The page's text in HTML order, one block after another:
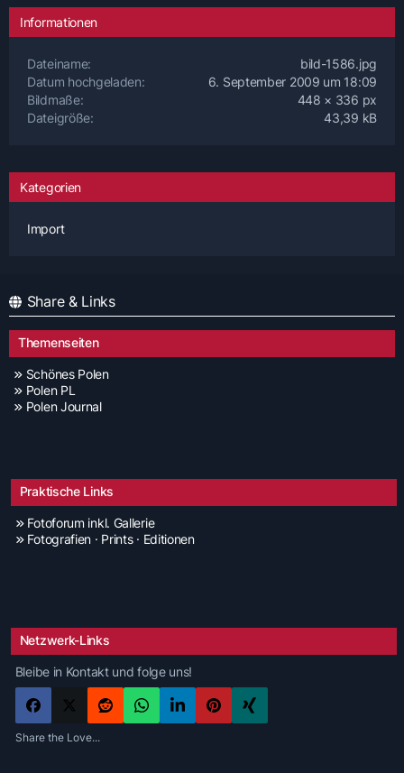
Informationen
Dateiname
bild-1586.jpg
Datum hochgeladen
6. September 2009 um 18:09
Bildmaße
448 × 336 px
Dateigröße
43,39 kB
Kategorien
Import
Share & Links
Themenseiten
Schönes Polen
Polen PL
Polen Journal
Praktische Links
Fotoforum inkl. Gallerie
Fotografien · Prints · Editionen
Netzwerk-Links
Bleibe in Kontakt und folge uns!
Share the Love...